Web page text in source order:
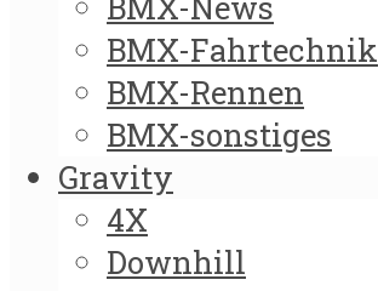
BMX-Fahrtechnik
BMX-Rennen
BMX-sonstiges
Gravity
4X
Downhill